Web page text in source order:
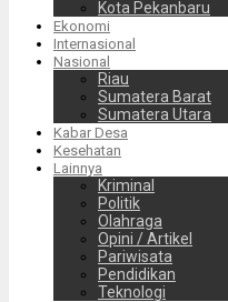
Kota Pekanbaru
Ekonomi
Internasional
Nasional
Riau
Sumatera Barat
Sumatera Utara
Kabar Desa
Kesehatan
Lainnya
Kriminal
Politik
Olahraga
Opini / Artikel
Pariwisata
Pendidikan
Teknologi